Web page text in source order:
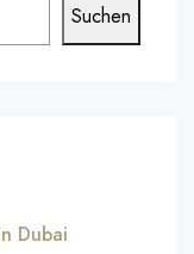
Suchen
Dubai